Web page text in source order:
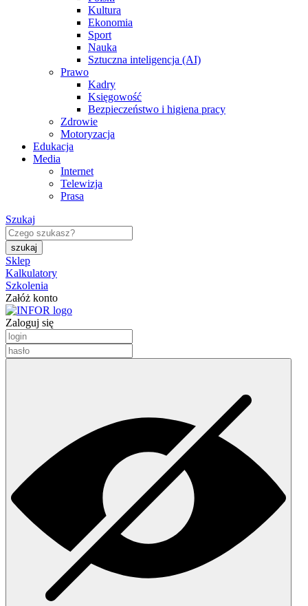
Kultura
Ekonomia
Sport
Nauka
Sztuczna inteligencja (AI)
Prawo
Kadry
Księgowość
Bezpieczeństwo i higiena pracy
Zdrowie
Motoryzacja
Edukacja
Media
Internet
Telewizja
Prasa
Szukaj
Sklep
Kalkulatory
Szkolenia
Załóż konto
Zaloguj się